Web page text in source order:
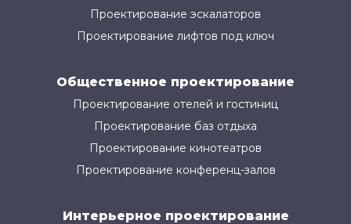
Проектирование эскалаторов
Проектирование лифтов под ключ
Общественное проектирование
Проектирование отелей и гостиниц
Проектирование баз отдыха
Проектирование кинотеатров
Проектирование конференц-залов
Интерьерное проектирование